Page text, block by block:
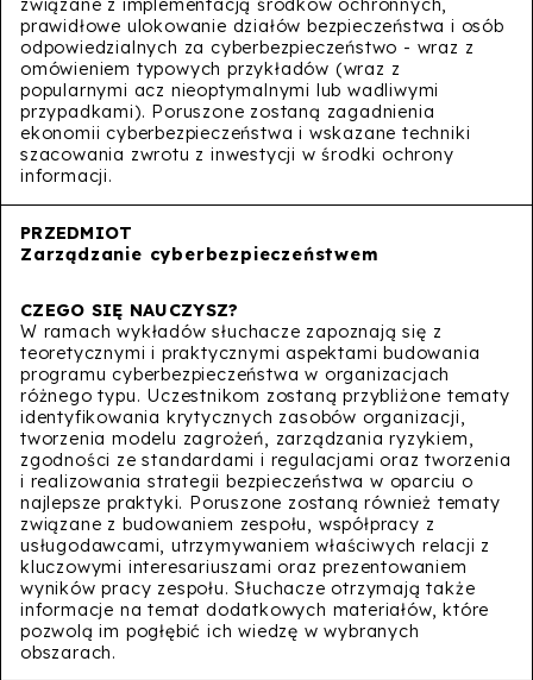
związane z implementacją środków ochronnych,
prawidłowe ulokowanie działów bezpieczeństwa i osób
odpowiedzialnych za cyberbezpieczeństwo - wraz z
omówieniem typowych przykładów (wraz z
popularnymi acz nieoptymalnymi lub wadliwymi
przypadkami). Poruszone zostaną zagadnienia
ekonomii cyberbezpieczeństwa i wskazane techniki
szacowania zwrotu z inwestycji w środki ochrony
informacji.
Zarządzanie cyberbezpieczeństwem
W ramach wykładów słuchacze zapoznają się z
teoretycznymi i praktycznymi aspektami budowania
programu cyberbezpieczeństwa w organizacjach
różnego typu. Uczestnikom zostaną przybliżone tematy
identyfikowania krytycznych zasobów organizacji,
tworzenia modelu zagrożeń, zarządzania ryzykiem,
zgodności ze standardami i regulacjami oraz tworzenia
i realizowania strategii bezpieczeństwa w oparciu o
najlepsze praktyki. Poruszone zostaną również tematy
związane z budowaniem zespołu, współpracy z
usługodawcami, utrzymywaniem właściwych relacji z
kluczowymi interesariuszami oraz prezentowaniem
wyników pracy zespołu. Słuchacze otrzymają także
informacje na temat dodatkowych materiałów, które
pozwolą im pogłębić ich wiedzę w wybranych
obszarach.